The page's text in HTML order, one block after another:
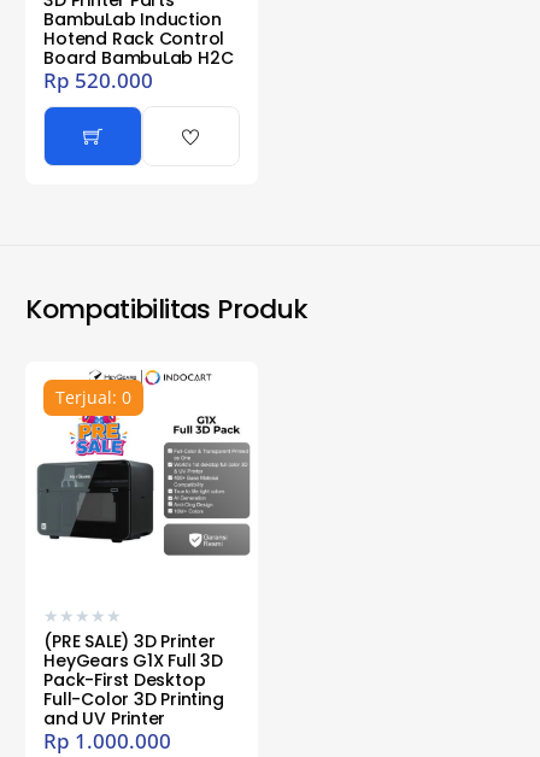
BambuLab Induction
Hotend Rack Control
Board BambuLab H2C
Rp 520.000
Kompatibilitas Produk
Terjual: 0
★ ★ ★ ★ ★
(PRE SALE) 3D Printer
HeyGears G1X Full 3D
Pack-First Desktop
Full-Color 3D Printing
and UV Printer
Rp 1.000.000